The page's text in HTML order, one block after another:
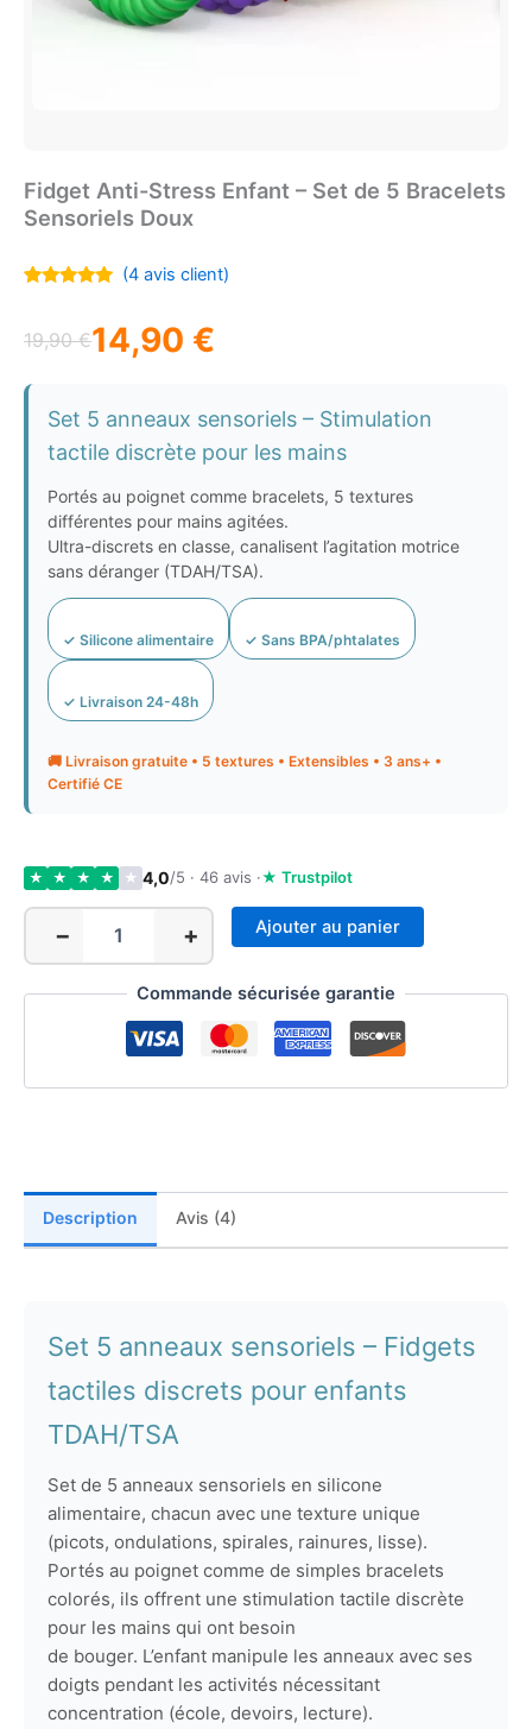
Fidget Anti-Stress Enfant – Set de 5 Bracelets
Sensoriels Doux
basé sur
notations
(4avis client)
19,90€
Le
prix
initial
était :
19,90 €.
14,90 €
Le
prix
actuel
est :
14,90 €.
Set 5 anneaux sensoriels – Stimulation
tactile discrète pour les mains
Portés au poignet comme bracelets, 5 textures
différentes pour mains agitées.
Ultra-discrets en classe, canalisent l’agitation motrice
sans déranger (TDAH/TSA).
✓ Silicone alimentaire ✓ Sans BPA/phtalates
✓ Livraison 24-48h
🚚 Livraison gratuite • 5 textures • Extensibles • 3 ans+ •
Certifié CE
★ ★ ★ ★ ★ 4,0/5 · 46 avis ·★ Trustpilot
−
quantité
de
Fidget
–
Sensoriels
Doux
+ Ajouter au panier
Commande sécurisée garantie
Description Avis (4)
Set 5 anneaux sensoriels – Fidgets
tactiles discrets pour enfants
TDAH/TSA
Set de 5 anneaux sensoriels en silicone
alimentaire, chacun avec une texture unique
(picots, ondulations, spirales, rainures, lisse).
Portés au poignet comme de simples bracelets
colorés, ils offrent une stimulation tactile discrète
pour les mains qui ont besoin
de bouger. L’enfant manipule les anneaux avec ses
doigts pendant les activités nécessitant
concentration (école, devoirs, lecture).